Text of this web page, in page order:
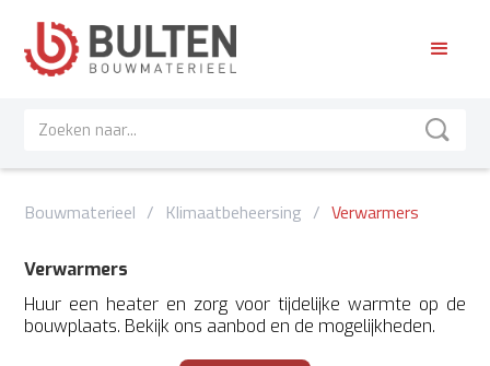
Bouwmaterieel / Klimaatbeheersing / Verwarmers
Verwarmers
Huur een heater en zorg voor tijdelijke warmte op de
bouwplaats. Bekijk ons aanbod en de mogelijkheden.